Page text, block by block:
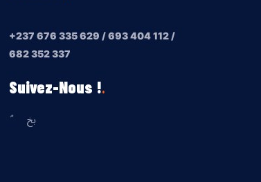
+237 676 335 629 / 693 404 112 /
682 352 337
Suivez-Nous !